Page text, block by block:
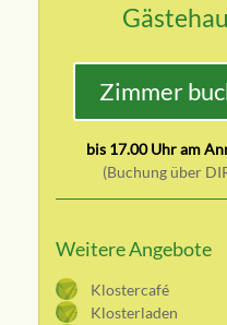
Zimmer
bis 17.00 Uhr am
(Buchung über
Weitere Angebote
Klostercafé
Klosterladen